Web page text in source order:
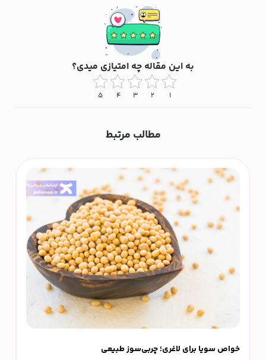
به این مقاله چه امتیازی میدی؟
۱ ۲ ۳ ۴ ۵
مطالب مرتبط
خواص سویا برای لاغری؛ چربی‌سوز طبیعی